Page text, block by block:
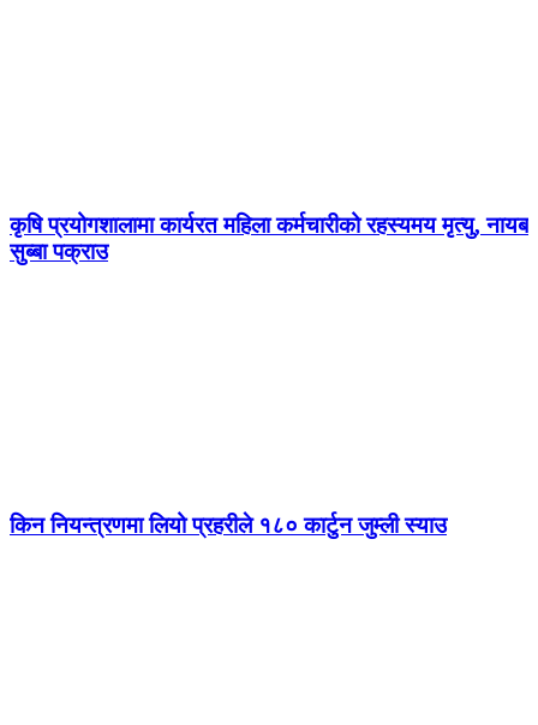
कृषि प्रयोगशालामा कार्यरत महिला कर्मचारीको रहस्यमय मृत्यु, नायब
सुब्बा पक्राउ
किन नियन्त्रणमा लियो प्रहरीले १८० कार्टुन जुम्ली स्याउ